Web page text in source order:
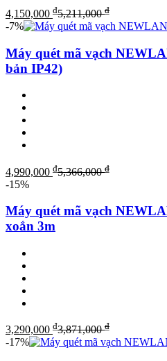
4,150,000 ₫5,211,000₫
-7%
Máy quét mã vạch
bản IP42)
4,990,000 ₫5,366,000₫
-15%
Máy quét mã vạch
xoắn 3m
3,290,000 ₫3,871,000₫
-17%